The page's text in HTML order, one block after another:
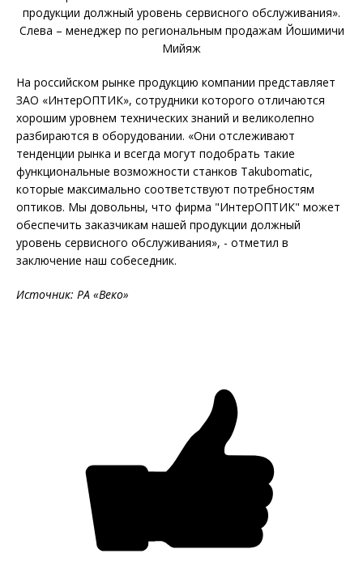
На российском рынке продукцию компании представляет
ЗАО «ИнтерОПТИК», сотрудники которого отличаются
хорошим уровнем технических знаний и великолепно
разбираются в оборудовании. «Они отслеживают
тенденции рынка и всегда могут подобрать такие
функциональные возможности станков Takubomatic,
которые максимально соответствуют потребностям
оптиков. Мы довольны, что фирма "ИнтерОПТИК" может
обеспечить заказчикам нашей продукции должный
уровень сервисного обслуживания», - отметил в
заключение наш собеседник.
Источник: РА «Веко»